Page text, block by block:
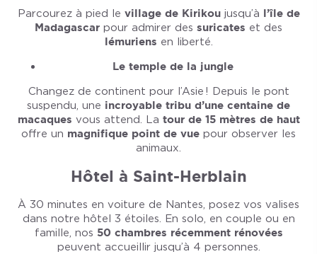
Parcourez à pied le village de Kirikoujusqu’à l’île de
Madagascar pour admirer des suricates et des
lémuriens en liberté.
Le temple de la jungle
Changez de continent pour l’Asie ! Depuis le pont
suspendu, une incroyable tribu d’une centaine de
macaques vous attend. La tour de 15 mètres de haut
offre un magnifique point de vue pour observer les
animaux.
Hôtel à Saint-Herblain
À 30 minutes en voiture de Nantes, posez vos valises
dans notre hôtel 3 étoiles. En solo, en couple ou en
famille, nos 50 chambres récemment rénovées
peuvent accueillir jusqu’à 4 personnes.